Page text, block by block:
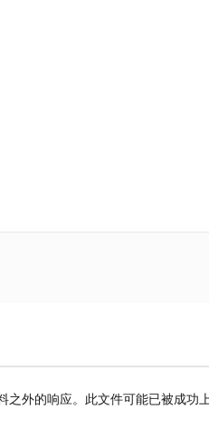
。此文件可能已被成功上传。请检查媒体库或